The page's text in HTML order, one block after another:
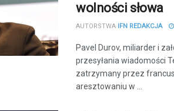
wolności słowa
AUTORSTWA IFN REDAKCJA
Pavel Durov, miliarder i
przesyłania wiadomości
zatrzymany przez
aresztowaniu w ...